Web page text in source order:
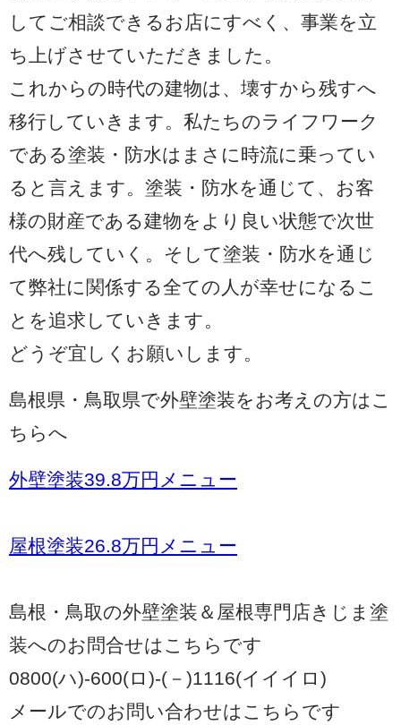
してご相談できるお店にすべく、事業を立
ち上げさせていただきました。
これからの時代の建物は、壊すから残すへ
移行していきます。私たちのライフワーク
である塗装・防水はまさに時流に乗ってい
ると言えます。塗装・防水を通じて、お客
様の財産である建物をより良い状態で次世
代へ残していく。そして塗装・防水を通じ
て弊社に関係する全ての人が幸せになるこ
とを追求していきます。
どうぞ宜しくお願いします。
島根県・鳥取県で外壁塗装をお考えの方はこ
ちらへ
外壁塗装39.8万円メニュー
屋根塗装26.8万円メニュー
島根・鳥取の外壁塗装＆屋根専門店きじま塗
装へのお問合せはこちらです
0800(ハ)-600(ロ)-(－)1116(イイイロ)
メールでのお問い合わせはこちらです